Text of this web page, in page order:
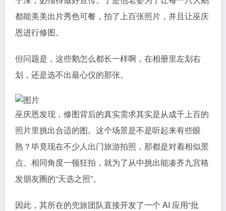
都能美美出片秀色可餐，拍了上百张照片，并且让巫庆
恩进行修图。
但问题是，这些鹅怎么都长一样啊，在相册里左划右
划，还是选不出最心仪的那张。
巫庆恩发现，修图背后的真实需求其实是从成千上百的
照片里挑出合适的图。这个场景是不是听起来有些眼
熟？毕竟现在不少人出门旅游拍照，那都是对着相似景
点、相同角度一顿狂拍，就为了从中挑出能凑齐九宫格
发朋友圈的“天选之照”。
因此，其所在的兜旅团队直接开发了一个 AI 应用“批